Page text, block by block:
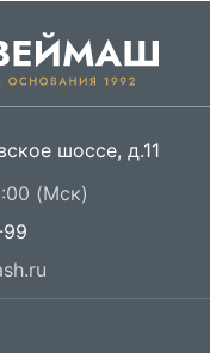
шоссе, д.11
(Мск)